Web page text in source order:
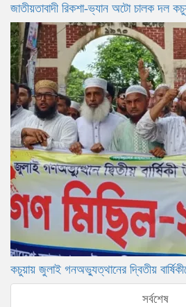
জাতীয়তাবাদী রিকশা-ভ্যান অটো চালক দল
কচুয়ায় জুলাই গনঅভ্যুত্থানের দ্বিতীয়
সর্বশেষ